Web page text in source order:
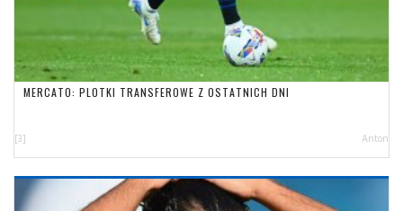
MERCATO: PLOTKI TRANSFEROWE Z OSTATNICH DNI
[3] Anton